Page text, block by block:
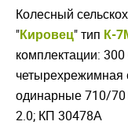
Колесный
"Кировец" тип К-
комплектации:
четырехрежимная
одинарные 710/70
2.0; КП 30478А